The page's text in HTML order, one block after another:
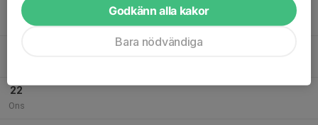
20
Mån
Styrka Eleiko
22
Ons
Godkänn alla kakor
Bara nödvändiga